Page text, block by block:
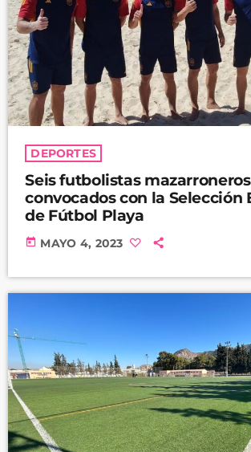
DEPORTES
Seis futbolistas mazarroneros
convocados con la Selección
de Fútbol Playa
today MAYO 4, 2023